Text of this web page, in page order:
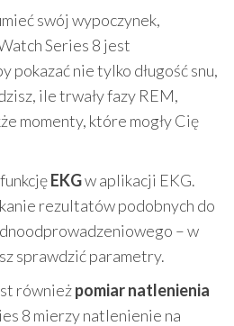
swój wypoczynek,
Series 8 jest
pokazać nie tylko długość snu,
ile trwały fazy REM,
momenty, które mogły Cię
EKGw aplikacji EKG.
rezultatów podobnych do
– w
sprawdzić parametry.
równieżpomiar natlenienia
8 mierzy natlenienie na